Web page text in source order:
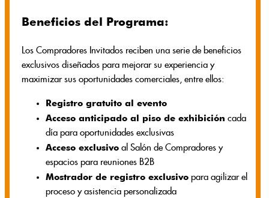
Beneficios del Programa:
Los Compradores Invitados reciben una serie de beneficios
exclusivos diseñados para mejorar su experiencia y
maximizar sus oportunidades comerciales, entre ellos:
Registro gratuito al evento
Acceso anticipado al piso de exhibición cada
día para oportunidades exclusivas
Acceso exclusivo al Salón de Compradores y
espacios para reuniones B2B
Mostrador de registro exclusivo para agilizar el
proceso y asistencia personalizada